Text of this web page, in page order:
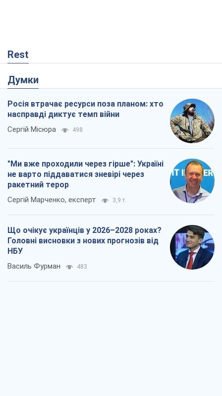
Rest
Думки
Росія втрачає ресурси поза планом: хто
насправді диктує темп війни
Сергій Місюра 498
"Ми вже проходили через гірше": Україні
не варто піддаватися зневірі через
ракетний терор
Сергій Марченко, експерт 3,9 т.
Що очікує українців у 2026–2028 роках?
Головні висновки з нових прогнозів від
НБУ
Василь Фурман 483